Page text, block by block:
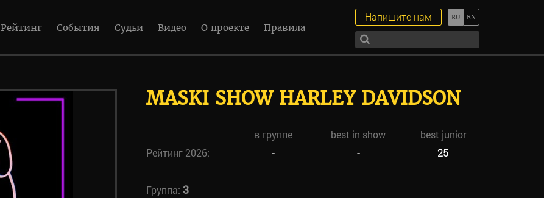
Рейтинг События Судьи Видео О проекте Правила
Напишите нам
MASKI SHOW HARLEY DAVIDSON
в группе best in show
best junior
Рейтинг 2026:
- - 25
Группа: 3